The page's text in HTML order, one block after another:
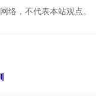
络，不代表本站观点。